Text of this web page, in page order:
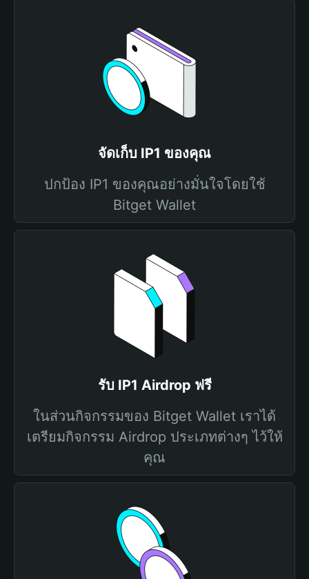
จัดเก็บ IP1 ของคุณ
ปกป้อง IP1 ของคุณอย่างมั่นใจโดยใช้
Bitget Wallet
รับ IP1 Airdrop ฟรี
ในส่วนกิจกรรมของ Bitget Wallet เราได้
เตรียมกิจกรรม Airdrop ประเภทต่างๆ ไว้ให้
คุณ